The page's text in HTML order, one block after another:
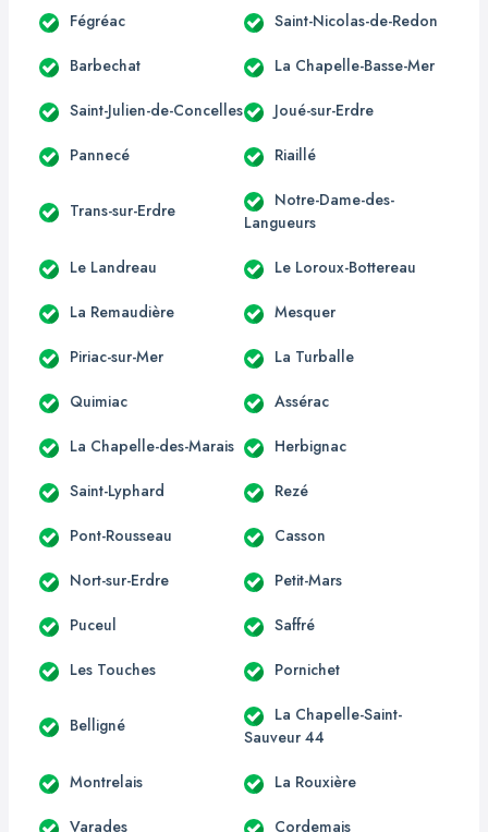
Fégréac Saint-Nicolas-de-Redon
Barbechat La Chapelle-Basse-Mer
Saint-Julien-de-Concelles Joué-sur-Erdre
Pannecé Riaillé
Trans-sur-Erdre
Notre-Dame-des-
Langueurs
Le Landreau Le Loroux-Bottereau
La Remaudière Mesquer
Piriac-sur-Mer La Turballe
Quimiac Assérac
La Chapelle-des-Marais Herbignac
Saint-Lyphard Rezé
Pont-Rousseau Casson
Nort-sur-Erdre Petit-Mars
Puceul Saffré
Les Touches Pornichet
Belligné
La Chapelle-Saint-
Sauveur 44
Montrelais La Rouxière
Varades Cordemais